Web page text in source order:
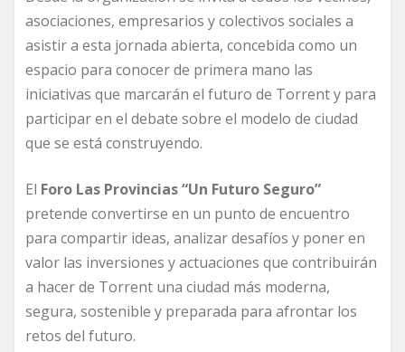
asociaciones, empresarios y colectivos sociales a
asistir a esta jornada abierta, concebida como un
espacio para conocer de primera mano las
iniciativas que marcarán el futuro de Torrent y para
participar en el debate sobre el modelo de ciudad
que se está construyendo.
El Foro Las Provincias “Un Futuro Seguro”
pretende convertirse en un punto de encuentro
para compartir ideas, analizar desafíos y poner en
valor las inversiones y actuaciones que contribuirán
a hacer de Torrent una ciudad más moderna,
segura, sostenible y preparada para afrontar los
retos del futuro.